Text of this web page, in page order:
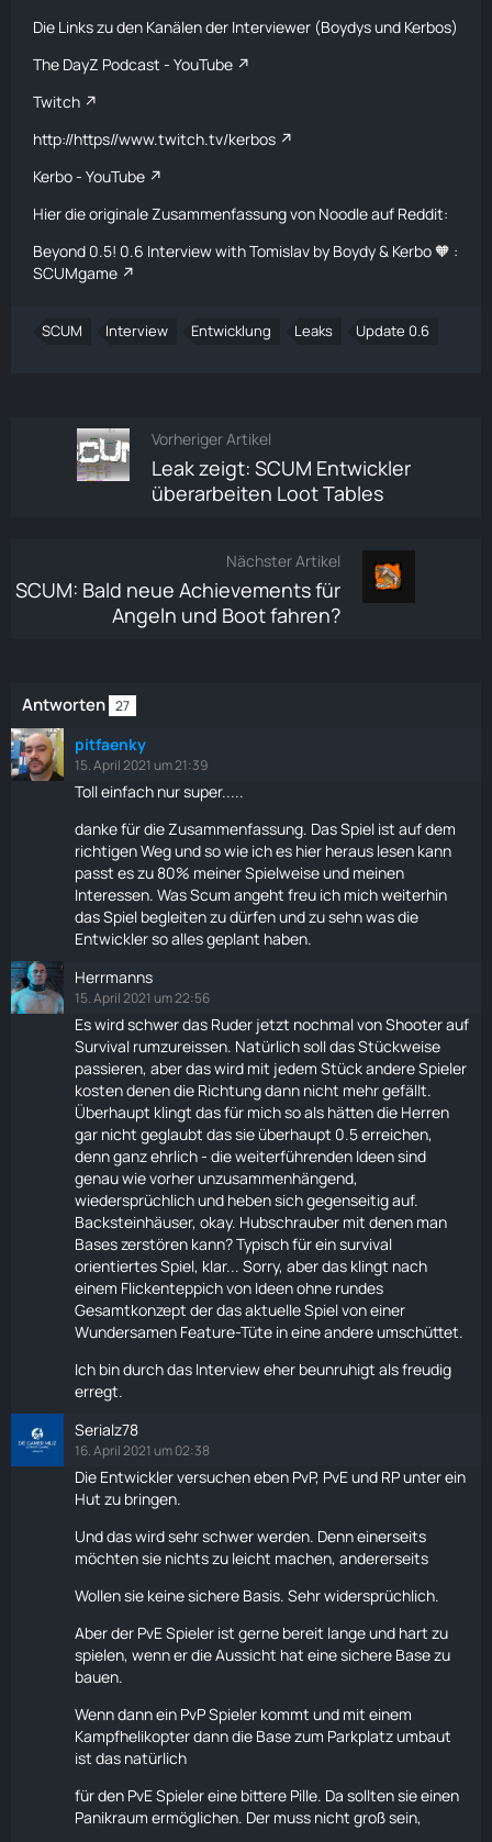
Die Links zu den Kanälen der Interviewer (Boydys und Kerbos)
The DayZ Podcast - YouTube
Twitch
http://https//www.twitch.tv/kerbos
Kerbo - YouTube
Hier die originale Zusammenfassung von Noodle auf Reddit:
Beyond 0.5! 0.6 Interview with Tomislav by Boydy & Kerbo 🧡 :
SCUMgame
SCUM Interview Entwicklung Leaks Update 0.6
Vorheriger Artikel
Leak zeigt: SCUM Entwickler
überarbeiten Loot Tables
Nächster Artikel
SCUM: Bald neue Achievements für
Angeln und Boot fahren?
Antworten 27
pitfaenky
15. April 2021 um 21:39
Toll einfach nur super.....
danke für die Zusammenfassung. Das Spiel ist auf dem
richtigen Weg und so wie ich es hier heraus lesen kann
passt es zu 80% meiner Spielweise und meinen
Interessen. Was Scum angeht freu ich mich weiterhin
das Spiel begleiten zu dürfen und zu sehn was die
Entwickler so alles geplant haben.
Herrmanns
15. April 2021 um 22:56
Es wird schwer das Ruder jetzt nochmal von Shooter auf
Survival rumzureissen. Natürlich soll das Stückweise
passieren, aber das wird mit jedem Stück andere Spieler
kosten denen die Richtung dann nicht mehr gefällt.
Überhaupt klingt das für mich so als hätten die Herren
gar nicht geglaubt das sie überhaupt 0.5 erreichen,
denn ganz ehrlich - die weiterführenden Ideen sind
genau wie vorher unzusammenhängend,
wiedersprüchlich und heben sich gegenseitig auf.
Backsteinhäuser, okay. Hubschrauber mit denen man
Bases zerstören kann? Typisch für einsurvival
orientiertes Spiel, klar... Sorry, aber das klingt nach
einem Flickenteppich von Ideen ohne rundes
Gesamtkonzept der das aktuelle Spiel von einer
Wundersamen Feature-Tüte in eine andere umschüttet.
Ich bin durch das Interview eher beunruhigt als freudig
erregt.
Serialz78
16. April 2021 um 02:38
Die Entwickler versuchen eben PvP, PvE und RP unter ein
Hut zu bringen.
Und das wird sehr schwer werden. Denn einerseits
möchten sie nichts zu leicht machen, andererseits
Wollen sie keine sichere Basis. Sehr widersprüchlich.
Aber der PvE Spieler ist gerne bereit lange und hart zu
spielen, wenn er die Aussicht hat eine sichere Base zu
bauen.
Wenn dann ein PvP Spieler kommt und mit einem
Kampfhelikopter dann die Base zum Parkplatz umbaut
ist das natürlich
für den PvE Spieler eine bittere Pille. Da sollten sie einen
Panikraum ermöglichen. Der muss nicht groß sein,